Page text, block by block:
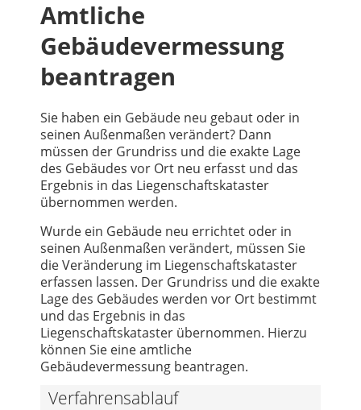
Amtliche
Gebäudevermessung
beantragen
Sie haben ein Gebäude neu gebaut oder in
seinen Außenmaßen verändert? Dann
müssen der Grundriss und die exakte Lage
des Gebäudes vor Ort neu erfasst und das
Ergebnis in das Liegenschaftskataster
übernommen werden.
Wurde ein Gebäude neu errichtet oder in
seinen Außenmaßen verändert, müssen Sie
die Veränderung im Liegenschaftskataster
erfassen lassen. Der Grundriss und die exakte
Lage des Gebäudes werden vor Ort bestimmt
und das Ergebnis in das
Liegenschaftskataster übernommen. Hierzu
können Sie eine amtliche
Gebäudevermessung beantragen.
Verfahrensablauf